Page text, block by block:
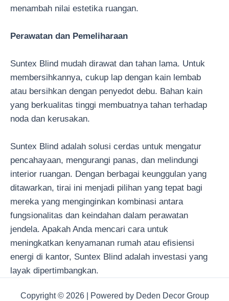
menambah nilai estetika ruangan.
Perawatan dan Pemeliharaan
Suntex Blind mudah dirawat dan tahan lama. Untuk
membersihkannya, cukup lap dengan kain lembab
atau bersihkan dengan penyedot debu. Bahan kain
yang berkualitas tinggi membuatnya tahan terhadap
noda dan kerusakan.
Suntex Blind adalah solusi cerdas untuk mengatur
pencahayaan, mengurangi panas, dan melindungi
interior ruangan. Dengan berbagai keunggulan yang
ditawarkan, tirai ini menjadi pilihan yang tepat bagi
mereka yang menginginkan kombinasi antara
fungsionalitas dan keindahan dalam perawatan
jendela. Apakah Anda mencari cara untuk
meningkatkan kenyamanan rumah atau efisiensi
energi di kantor, Suntex Blind adalah investasi yang
layak dipertimbangkan.
Copyright © 2026 | Powered by Deden Decor Group